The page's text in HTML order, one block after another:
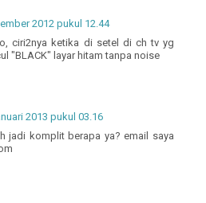
2012 pukul 12.44
ciri2nya ketika di setel di ch tv yg
"BLACK" layar hitam tanpa noise
2013 pukul 03.16
jadi komplit berapa ya? email saya